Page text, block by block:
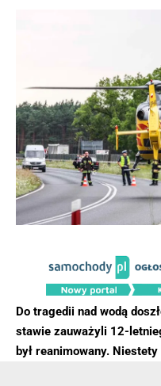
Do tragedii nad wodą
stawie zauważyli 12-
był reanimowany. Niestety